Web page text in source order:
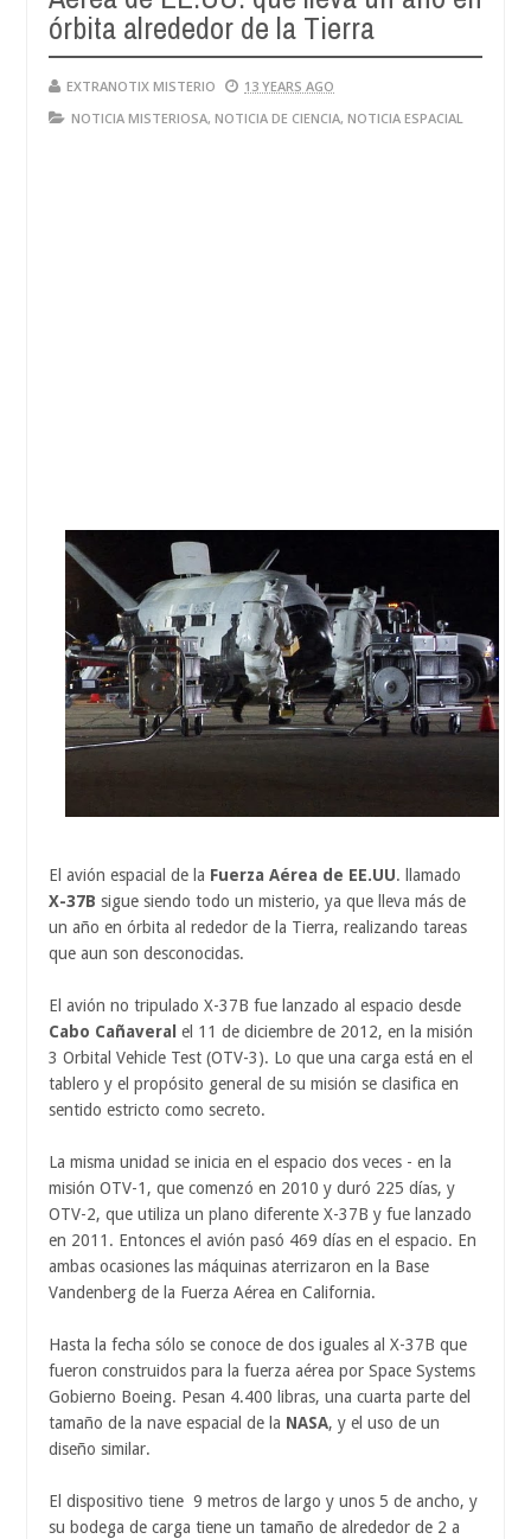
órbita alrededor de la Tierra
EXTRANOTIX MISTERIO
13 YEARS AGO
NOTICIA MISTERIOSA, NOTICIA DE CIENCIA, NOTICIA ESPACIAL
El avión espacial de la Fuerza Aérea de EE.UU. llamado
X-37B sigue siendo todo un misterio, ya que lleva más de
un año en órbita al rededor de la Tierra, realizando tareas
que aun son desconocidas.
El avión no tripulado X-37B fue lanzado al espacio desde
Cabo Cañaveral el 11 de diciembre de 2012, en la misión
3 Orbital Vehicle Test (OTV-3). Lo que una carga está en el
tablero y el propósito general de su misión se clasifica en
sentido estricto como secreto.
La misma unidad se inicia en el espacio dos veces - en la
misión OTV-1, que comenzó en 2010 y duró 225 días, y
OTV-2, que utiliza un plano diferente X-37B y fue lanzado
en 2011. Entonces el avión pasó 469 días en el espacio. En
ambas ocasiones las máquinas aterrizaron en la Base
Vandenberg de la Fuerza Aérea en California.
Hasta la fecha sólo se conoce de dos iguales al X-37B que
fueron construidos para la fuerza aérea por Space Systems
Gobierno Boeing. Pesan 4.400 libras, una cuarta parte del
tamaño de la nave espacial de la NASA, y el uso de un
diseño similar.
El dispositivo tiene 9 metros de largo y unos 5 de ancho, y
su bodega de carga tiene un tamaño de alrededor de 2 a